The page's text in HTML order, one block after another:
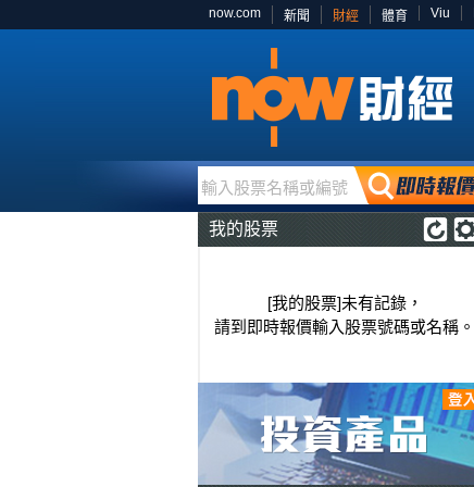
now.com 新聞 財經 體育 Viu
輸入股票名稱或編號
我的股票
[我的股票]未有記錄，
請到即時報價輸入股票號碼或名稱。